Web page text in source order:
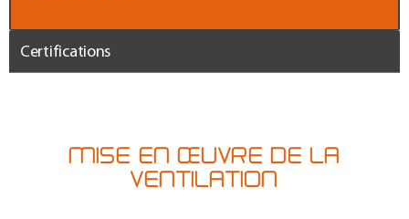
Certifications
MISE EN ŒUVRE DE LA
VENTILATION